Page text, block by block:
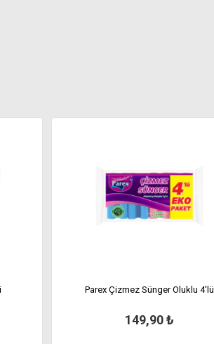
Parex Çizmez Sünger Oluklu 4'lü
149,90 ₺